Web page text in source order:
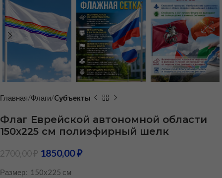
Главная Флаги Cубъекты
Флаг Еврейской автономной области
150х225 см полиэфирный шелк
2700,00₽ 1850,00₽
Размер: 150х225 см